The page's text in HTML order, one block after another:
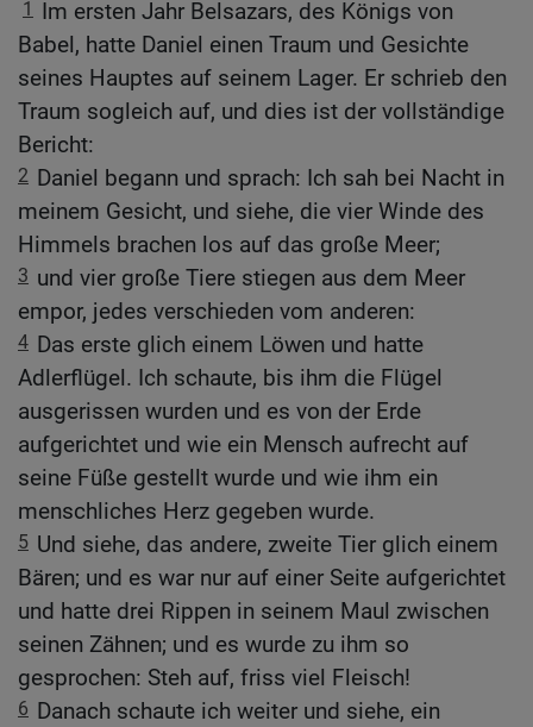
1
Im ersten Jahr Belsazars, des Königs von
Babel, hatte Daniel einen Traum und Gesichte
seines Hauptes auf seinem Lager. Er schrieb den
Traum sogleich auf, und dies ist der vollständige
Bericht:
2 Daniel begann und sprach: Ich sah bei Nacht in
meinem Gesicht, und siehe, die vier Winde des
Himmels brachen los auf das große Meer;
3 und vier große Tiere stiegen aus dem Meer
empor, jedes verschieden vom anderen:
4 Das erste glich einem Löwen und hatte
Adlerflügel. Ich schaute, bis ihm die Flügel
ausgerissen wurden und es von der Erde
aufgerichtet und wie ein Mensch aufrecht auf
seine Füße gestellt wurde und wie ihm ein
menschliches Herz gegeben wurde.
5 Und siehe, das andere, zweite Tier glich einem
Bären; und es war nur auf einer Seite aufgerichtet
und hatte drei Rippen in seinem Maul zwischen
seinen Zähnen; und es wurde zu ihm so
gesprochen: Steh auf, friss viel Fleisch!
6 Danach schaute ich weiter und siehe, ein